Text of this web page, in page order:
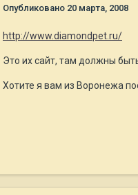
Опубликовано 20 марта, 2008
http://www.diamondpet.ru/
Это их сайт, там должны
Хотите я вам из Воронежа